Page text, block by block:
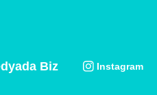
Biz Instagram